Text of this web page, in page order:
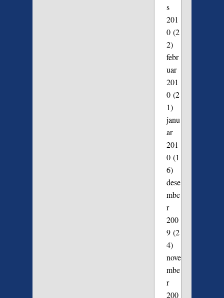
s
201
0(2
2)
febr
uar
201
0(2
1)
janu
ar
201
0(1
6)
dese
mbe
r
200
9(2
4)
nove
mbe
r
200